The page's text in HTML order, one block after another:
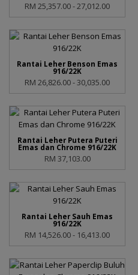
RM 25,357.00 - 27,012.00
Rantai Leher Benson Emas
916/22K
RM 26,826.00 - 30,035.00
Rantai Leher Putera Puteri
Emas dan Chrome 916/22K
RM 37,103.00
Rantai Leher Sauh Emas
916/22K
RM 14,526.00 - 16,413.00